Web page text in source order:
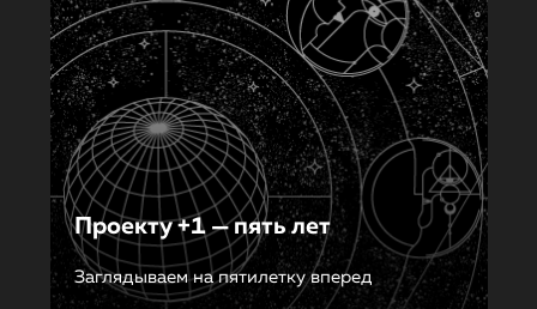
Проекту +1 — пять лет
Заглядываем на пятилетку вперед